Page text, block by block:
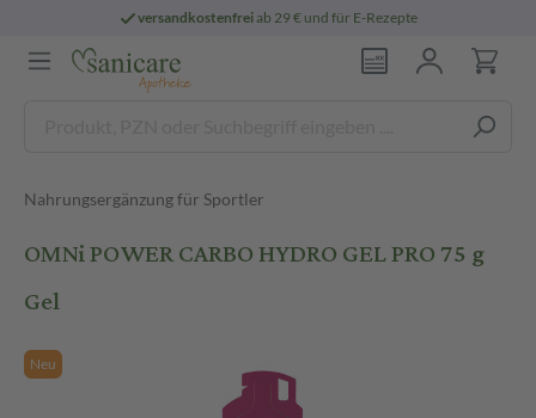
versandkostenfreiab 29 € und für E-Rezepte
Nahrungsergänzung für Sportler
OMNi POWER CARBO HYDRO GEL PRO 75 g
Gel
Neu